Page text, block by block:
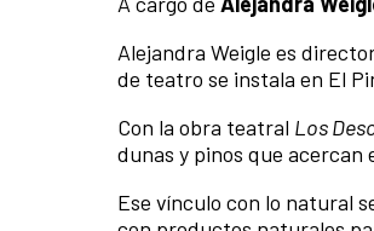
Alejandra Weigle es
de teatro se instala en El
Con la obra teatral Los
dunas y pinos que
Ese vínculo con lo natural